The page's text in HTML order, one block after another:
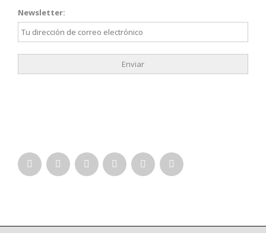
Newsletter: